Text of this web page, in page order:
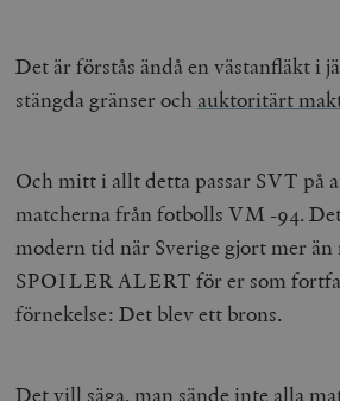
Det är förstås ändå en västanfläkt i
stängda gränser och auktoritärt
Och mitt i allt detta passar SVT på
matcherna från fotbolls VM -94.
modern tid när Sverige gjort mer
SPOILER ALERT för er som
förnekelse: Det blev ett brons.
Det vill säga, man sände inte alla